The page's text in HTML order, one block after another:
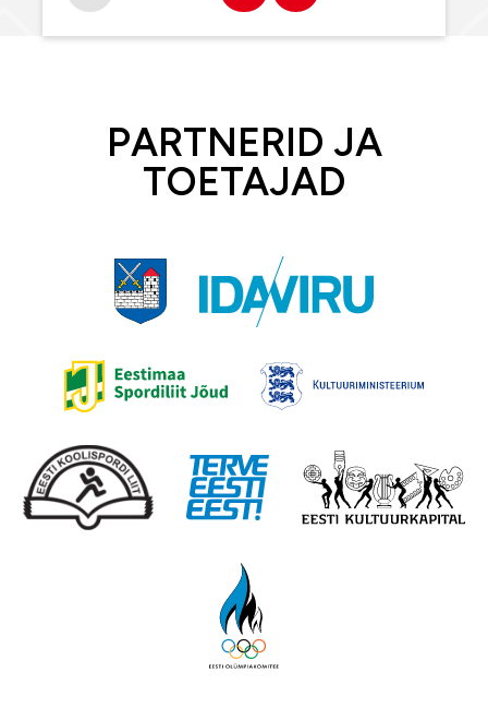
PARTNERID JA
TOETAJAD